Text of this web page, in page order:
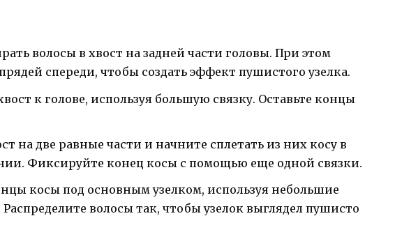
волосы в хвост на задней части головы. При этом
спереди, чтобы создать эффект пушистого узелка.
к голове, используя большую связку. Оставьте концы
на две равные части и начните сплетать из них косу в
Фиксируйте конец косы с помощью еще одной связки.
косы под основным узелком, используя небольшие
волосы так, чтобы узелок выглядел пушисто